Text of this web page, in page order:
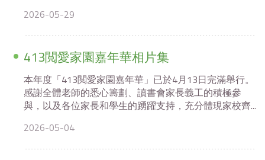
2026-05-29
413閲愛家園嘉年華相片集
本年度「413閲愛家園嘉年華」已於4月13日完滿舉行。
感謝全體老師的悉心籌劃、讀書會家長義工的積極參
與，以及各位家長和學生的踴躍支持，充分體現家校齊...
2026-05-04